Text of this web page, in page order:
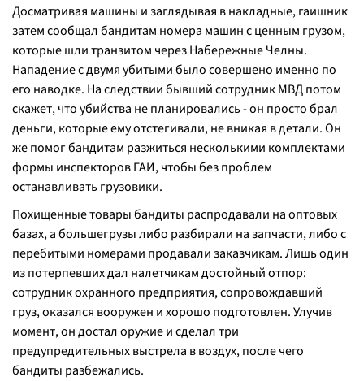
Досматривая машины и заглядывая в накладные, гаишник
затем сообщал бандитам номера машин с ценным грузом,
которые шли транзитом через Набережные Челны.
Нападение с двумя убитыми было совершено именно по
его наводке. На следствии бывший сотрудник МВД потом
скажет, что убийства не планировались - он просто брал
деньги, которые ему отстегивали, не вникая в детали. Он
же помог бандитам разжиться несколькими комплектами
формы инспекторов ГАИ, чтобы без проблем
останавливать грузовики.
Похищенные товары бандиты распродавали на оптовых
базах, а большегрузы либо разбирали на запчасти, либо с
перебитыми номерами продавали заказчикам. Лишь один
из потерпевших дал налетчикам достойный отпор:
сотрудник охранного предприятия, сопровождавший
груз, оказался вооружен и хорошо подготовлен. Улучив
момент, он достал оружие и сделал три
предупредительных выстрела в воздух, после чего
бандиты разбежались.